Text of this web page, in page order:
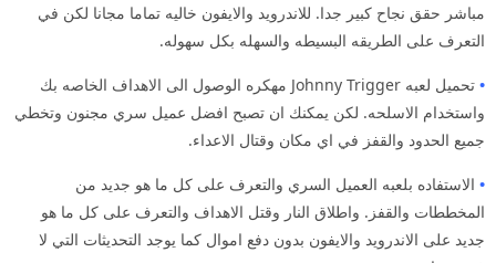
مباشر حقق نجاح كبير جدا. للاندرويد والايفون خاليه تماما مجانا لكن في
التعرف على الطريقه البسيطه والسهله بكل سهوله.
•
تحميل لعبه Johnny Trigger مهكره الوصول الى الاهداف الخاصه بك
واستخدام الاسلحه. لكن يمكنك ان تصبح افضل عميل سري مجنون وتخطي
جميع الحدود والقفز في اي مكان وقتال الاعداء.
• الاستفاده بلعبه العميل السري والتعرف على كل ما هو جديد من
المخططات والقفز. واطلاق النار وقتل الاهداف والتعرف على كل ما هو
جديد على الاندرويد والايفون بدون دفع اموال كما يوجد التحديثات التي لا